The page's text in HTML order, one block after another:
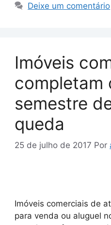
Deixe um comentário
Imóveis
completam
semestre
queda
25 de julho de 2017 Por
Imóveis comerciais de
para venda ou aluguel